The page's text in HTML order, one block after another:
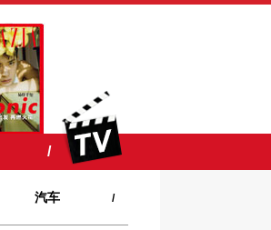
/
汽车 /